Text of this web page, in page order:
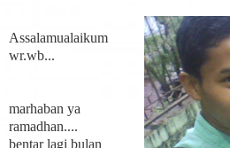
Assalamualaikum
wr.wb...
marhaban ya
ramadhan....
bentar lagi bulan